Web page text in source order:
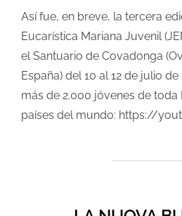
Así fue, en breve, la tercera
Eucarística Mariana Juvenil
el Santuario de Covadonga
España) del 10 al 12 de julio
más de 2.000 jóvenes de toda
países del mundo: https://